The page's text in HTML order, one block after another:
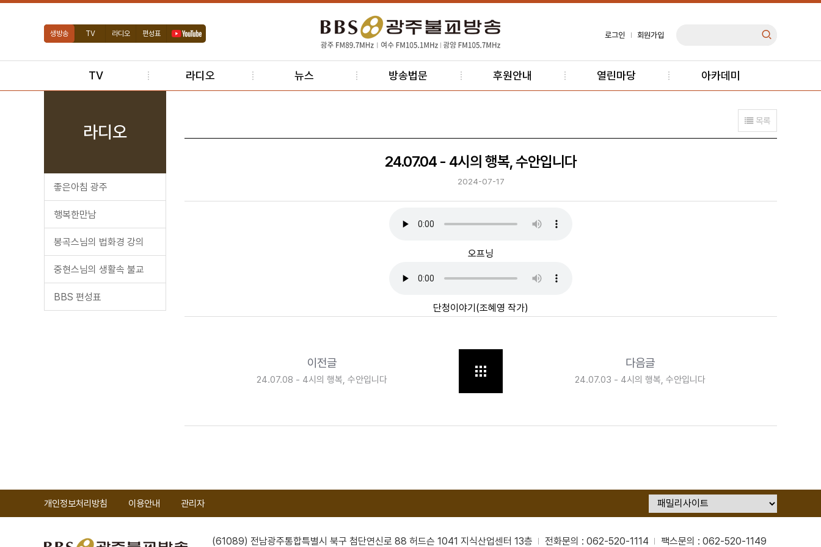
생방송 TV 라디오 편성표 로그인 회원가입
TV 라디오 뉴스 방송법문 후원안내 열린마당 아카데미
라디오
좋은아침 광주
행복한만남
봉곡스님의 법화경 강의
중현스님의 생활속 불교
BBS 편성표
목록
24.07.04 - 4시의 행복, 수안입니다
2024-07-17
오프닝
단청이야기(조혜영 작가)
이전글
24.07.08 - 4시의 행복, 수안입니다
다음글
24.07.03 - 4시의 행복, 수안입니다
개인정보처리방침 이용안내 관리자
(61089) 전남광주통합특별시 북구 첨단연신로 88 허드슨 1041 지식산업센터 13층 전화문의 : 062-520-1114 팩스문의 : 062-520-1149